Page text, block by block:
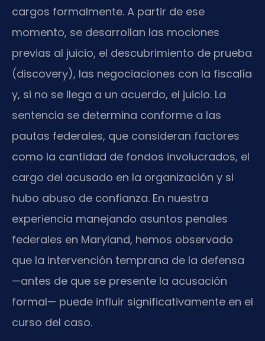
cargos formalmente. A partir de ese
momento, se desarrollan las mociones
previas al juicio, el descubrimiento de prueba
(discovery), las negociaciones con la fiscalía
y, si no se llega a un acuerdo, el juicio. La
sentencia se determina conforme a las
pautas federales, que consideran factores
como la cantidad de fondos involucrados, el
cargo del acusado en la organización y si
hubo abuso de confianza. En nuestra
experiencia manejando asuntos penales
federales en Maryland, hemos observado
que la intervención temprana de la defensa
—antes de que se presente la acusación
formal— puede influir significativamente en el
curso del caso.